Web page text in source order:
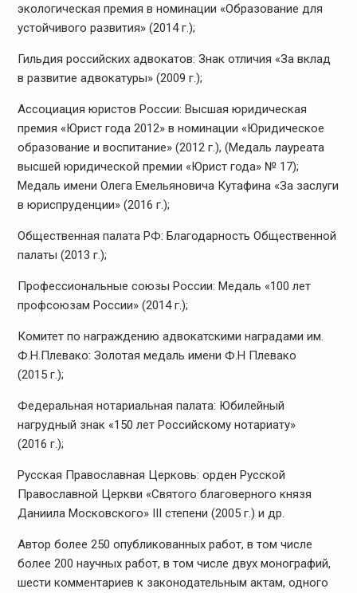
экологическая премия в номинации «Образование для
устойчивого развития» (2014 г.);
Гильдия российских адвокатов: Знак отличия «За вклад
в развитие адвокатуры» (2009 г.);
Ассоциация юристов России: Высшая юридическая
премия «Юрист года 2012» в номинации «Юридическое
образование и воспитание» (2012 г.), (Медаль лауреата
высшей юридической премии «Юрист года» № 17);
Медаль имени Олега Емельяновича Кутафина «За заслуги
в юриспруденции» (2016 г.);
Общественная палата РФ: Благодарность Общественной
палаты (2013 г.);
Профессиональные союзы России: Медаль «100 лет
профсоюзам России» (2014 г.);
Комитет по награждению адвокатскими наградами им.
Ф.Н.Плевако: Золотая медаль имени Ф.Н Плевако
(2015 г.);
Федеральная нотариальная палата: Юбилейный
нагрудный знак «150 лет Российскому нотариату»
(2016 г.);
Русская Православная Церковь: орден Русской
Православной Церкви «Святого благоверного князя
Даниила Московского» III степени (2005 г.) и др.
Автор более 250 опубликованных работ, в том числе
более 200 научных работ, в том числе двух монографий,
шести комментариев к законодательным актам, одного